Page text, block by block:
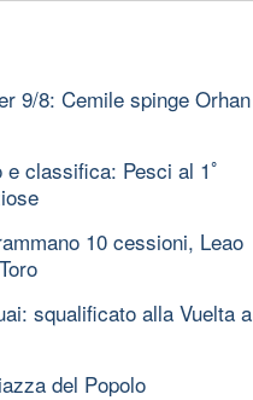
9/8: Cemile spinge Orhan
classifica: Pesci al 1ﾟ
10 cessioni, Leao
squalificato alla Vuelta a
del Popolo